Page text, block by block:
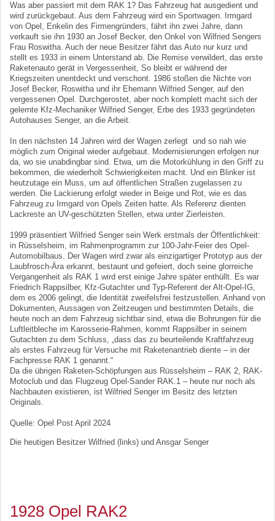
Was aber passiert mit dem RAK 1? Das Fahrzeug hat ausgedient und
wird zurückgebaut. Aus dem Fahrzeug wird ein Sportwagen. Irmgard
von Opel, Enkelin des Firmengründers, fährt ihn zwei Jahre, dann
verkauft sie ihn 1930 an Josef Becker, den Onkel von Wilfried Sengers
Frau Roswitha. Auch der neue Besitzer fährt das Auto nur kurz und
stellt es 1933 in einem Unterstand ab. Die Remise verwildert, das erste
Raketenauto gerät in Vergessenheit, So bleibt er während der
Kriegszeiten unentdeckt und verschont. 1986 stoßen die Nichte von
Josef Becker, Roswitha und ihr Ehemann Wilfried Senger, auf den
vergessenen Opel. Durchgerostet, aber noch komplett macht sich der
gelernte Kfz-Mechaniker Wilfried Senger, Erbe des 1933 gegründeten
Autohauses Senger, an die Arbeit.
In den nächsten 14 Jahren wird der Wagen zerlegt und so nah wie
möglich zum Original wieder aufgebaut. Modernisierungen erfolgen nur
da, wo sie unabdingbar sind. Etwa, um die Motorkühlung in den Griff zu
bekommen, die wiederholt Schwierigkeiten macht. Und ein Blinker ist
heutzutage ein Muss, um auf öffentlichen Straßen zugelassen zu
werden. Die Lackierung erfolgt wieder in Beige und Rot, wie es das
Fahrzeug zu Irmgard von Opels Zeiten hatte. Als Referenz dienten
Lackreste an UV-geschützten Stellen, etwa unter Zierleisten.
1999 präsentiert Wilfried Senger sein Werk erstmals der Öffentlichkeit:
in Rüsselsheim, im Rahmenprogramm zur 100-Jahr-Feier des Opel-
Automobilbaus. Der Wagen wird zwar als einzigartiger Prototyp aus der
Laubfrosch-Ära erkannt, bestaunt und gefeiert, doch seine glorreiche
Vergangenheit als RAK 1 wird erst einige Jahre später enthüllt. Es war
Friedrich Rappsilber, Kfz-Gutachter und Typ-Referent der Alt-Opel-IG,
dem es 2006 gelingt, die Identität zweifelsfrei festzustellen. Anhand von
Dokumenten, Aussagen von Zeitzeugen und bestimmten Details, die
heute noch an dem Fahrzeug sichtbar sind, etwa die Bohrungen für die
Luftleitbleche im Karosserie-Rahmen, kommt Rappsilber in seinem
Gutachten zu dem Schluss, „dass das zu beurteilende Kraftfahrzeug
als erstes Fahrzeug für Versuche mit Raketenantrieb diente – in der
Fachpresse RAK 1 genannt.“
Da die übrigen Raketen-Schöpfungen aus Rüsselsheim – RAK 2, RAK-
Motoclub und das Flugzeug Opel-Sander RAK.1 – heute nur noch als
Nachbauten existieren, ist Wilfried Senger im Besitz des letzten
Originals.
Quelle: Opel Post April 2024
Die heutigen Besitzer Wilfried (links) und Ansgar Senger
1928 Opel RAK2